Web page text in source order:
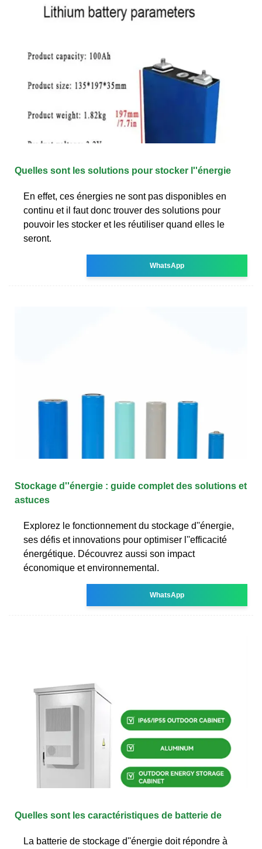
Quelles sont les solutions pour stocker l''énergie
En effet, ces énergies ne sont pas disponibles en
continu et il faut donc trouver des solutions pour
pouvoir les stocker et les réutiliser quand elles le
seront.
WhatsApp
Stockage d''énergie : guide complet des solutions et
astuces
Explorez le fonctionnement du stockage d''énergie,
ses défis et innovations pour optimiser l''efficacité
énergétique. Découvrez aussi son impact
économique et environnemental.
WhatsApp
Quelles sont les caractéristiques de batterie de
La batterie de stockage d''énergie doit répondre à